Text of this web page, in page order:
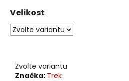
Velikost
Zvolte variantu
Značka: Trek
č
u
j
e